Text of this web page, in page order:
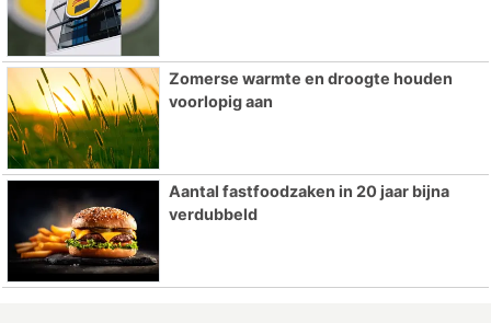
Zomerse warmte en droogte houden
voorlopig aan
Aantal fastfoodzaken in 20 jaar bijna
verdubbeld